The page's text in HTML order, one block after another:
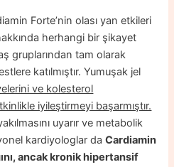
Forte’nin olası yan etkileri
herhangi bir şikayet
gruplarından tam olarak
katılmıştır. Yumuşak jel
ve kolesterol
iyileştirmeyi başarmıştır.
uyarır ve metabolik
kardiyologlar daCardiamin
ancak kronik hipertansif